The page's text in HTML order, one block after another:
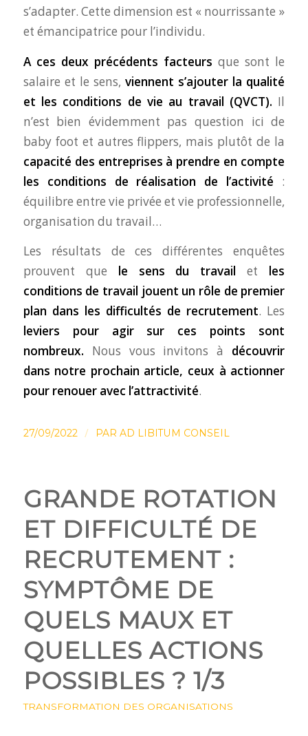
s’adapter. Cette dimension est « nourrissante »
et émancipatrice pour l’individu.
A ces deux précédents facteurs que sont le
salaire et le sens,viennent s’ajouter la qualité
et les conditions de vie au travail (QVCT). Il
n’est bien évidemment pas question ici de
baby foot et autres flippers, mais plutôt de la
capacité des entreprises à prendre en compte
les conditions de réalisation de l’activité :
équilibre entre vie privée et vie professionnelle,
organisation du travail…
Les résultats de ces différentes enquêtes
prouvent que le sens du travailet les
conditions de travail jouent un rôle de premier
plan dans les difficultés de recrutement. Les
leviers pour agir sur ces points sont
nombreux. Nous vous invitons à découvrir
dans notre prochain article, ceux à actionner
pour renouer avec l’attractivité.
27/09/2022 / PAR AD LIBITUM CONSEIL
GRANDE ROTATION
ET DIFFICULTÉ DE
RECRUTEMENT :
SYMPTÔME DE
QUELS MAUX ET
QUELLES ACTIONS
POSSIBLES ? 1/3
TRANSFORMATION DES ORGANISATIONS